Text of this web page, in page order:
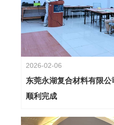
2026-02-06
东莞永湖复合材料有限
顺利完成